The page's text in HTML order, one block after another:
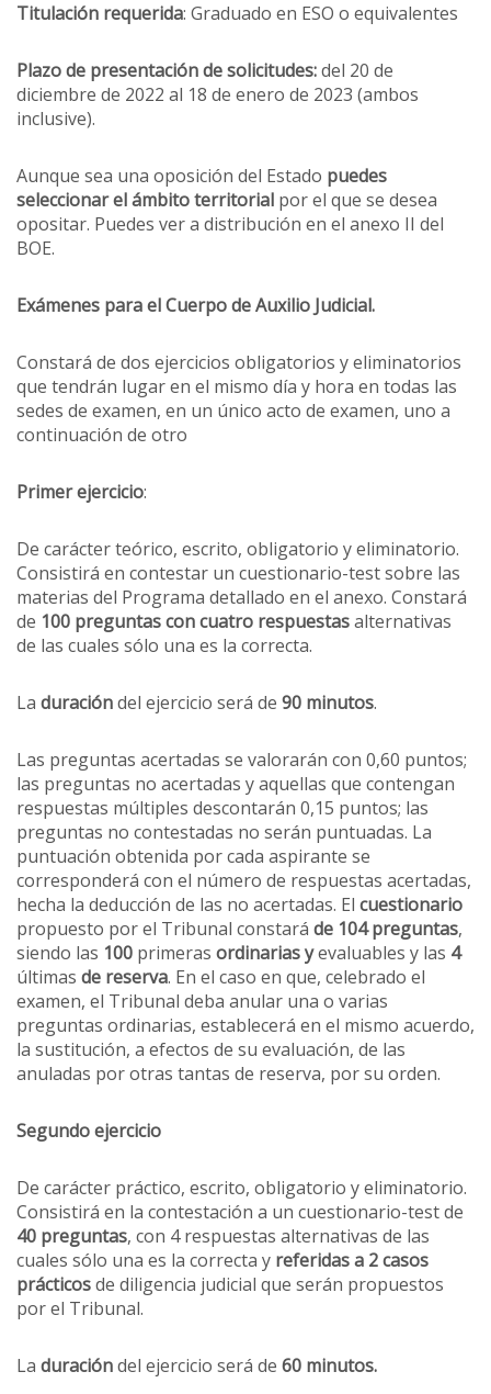
Titulación requerida: Graduado en ESO o equivalentes
Plazo de presentación de solicitudes:del 20 de
diciembre de 2022 al 18 de enero de 2023 (ambos
inclusive).
Aunque sea una oposición del Estado puedes
seleccionar el ámbito territorial por el que se desea
opositar. Puedes ver a distribución en el anexo II del
BOE.
Exámenes para el Cuerpo de Auxilio Judicial.
Constará de dos ejercicios obligatorios y eliminatorios
que tendrán lugar en el mismo día y hora en todas las
sedes de examen, en un único acto de examen, uno a
continuación de otro
Primer ejercicio:
De carácter teórico, escrito, obligatorio y eliminatorio.
Consistirá en contestar un cuestionario-test sobre las
materias del Programa detallado en el anexo. Constará
de 100 preguntas con cuatro respuestasalternativas
de las cuales sólo una es la correcta.
La duracióndel ejercicio será de 90 minutos.
Las preguntas acertadas se valorarán con 0,60 puntos;
las preguntas no acertadas y aquellas que contengan
respuestas múltiples descontarán 0,15 puntos; las
preguntas no contestadas no serán puntuadas. La
puntuación obtenida por cada aspirante se
corresponderá con el número de respuestas acertadas,
hecha la deducción de las no acertadas. El cuestionario
propuesto por el Tribunal constará de 104 preguntas,
siendo las 100 primeras ordinarias yevaluables y las 4
últimas de reserva. En el caso en que, celebrado el
examen, el Tribunal deba anular una o varias
preguntas ordinarias, establecerá en el mismo acuerdo,
la sustitución, a efectos de su evaluación, de las
anuladas por otras tantas de reserva, por su orden.
Segundo ejercicio
De carácter práctico, escrito, obligatorio y eliminatorio.
Consistirá en la contestación a un cuestionario-test de
40 preguntas, con 4 respuestas alternativas de las
cuales sólo una es la correcta y referidas a 2 casos
prácticosde diligencia judicial que serán propuestos
por el Tribunal.
La duracióndel ejercicio será de 60 minutos.